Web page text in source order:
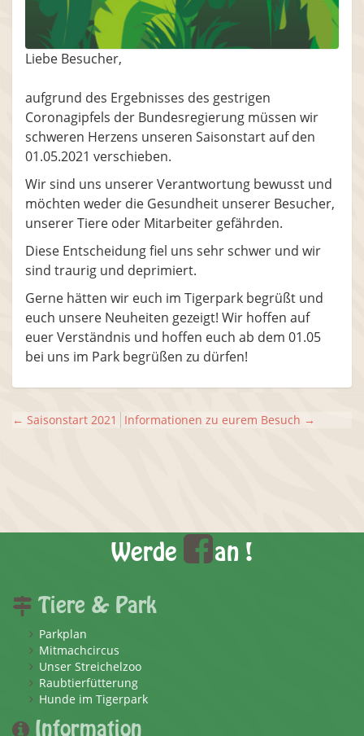
Liebe Besucher,
aufgrund des Ergebnisses des gestrigen
Coronagipfels der Bundesregierung müssen wir
schweren Herzens unseren Saisonstart auf den
01.05.2021 verschieben.
Wir sind uns unserer Verantwortung bewusst und
möchten weder die Gesundheit unserer Besucher,
unserer Tiere oder Mitarbeiter gefährden.
Diese Entscheidung fiel uns sehr schwer und wir
sind traurig und deprimiert.
Gerne hätten wir euch im Tigerpark begrüßt und
euch unsere Neuheiten gezeigt! Wir hoffen auf
euer Verständnis und hoffen euch ab dem 01.05
bei uns im Park begrüßen zu dürfen!
← Saisonstart 2021 Informationen zu eurem Besuch →
Werde an !
Tiere & Park
Parkplan
Mitmachcircus
Unser Streichelzoo
Raubtierfütterung
Hunde im Tigerpark
Information